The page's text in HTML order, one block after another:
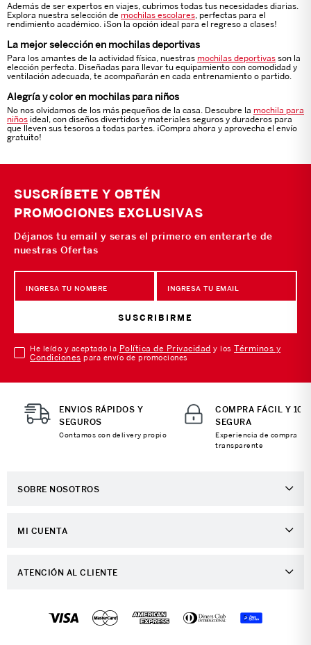
Además de ser expertos en viajes, cubrimos todas tus necesidades diarias.
Explora nuestra selección de mochilas escolares, perfectas para el
rendimiento académico. ¡Son la opción ideal para el regreso a clases!
La mejor selección en mochilas deportivas
Para los amantes de la actividad física, nuestras mochilas deportivas son la
elección perfecta. Diseñadas para llevar tu equipamiento con comodidad y
ventilación adecuada, te acompañarán en cada entrenamiento o partido.
Alegría y color en mochilas para niños
No nos olvidamos de los más pequeños de la casa. Descubre la mochila para
niños ideal, con diseños divertidos y materiales seguros y duraderos para
que lleven sus tesoros a todas partes. ¡Compra ahora y aprovecha el envío
gratuito!
SUSCRÍBETE Y OBTÉN
PROMOCIONES EXCLUSIVAS
Déjanos tu email y seras el primero en enterarte de
nuestras Ofertas
SUSCRIBIRME
He leído y aceptado la Política de Privacidad y losTérminos y
Condiciones para envío de promociones
ENVIOS RÁPIDOS Y
SEGUROS
Contamos con delivery propio
COMPRA FÁCIL Y
SEGURA
Experiencia de compra
transparente
SOBRE NOSOTROS
Distribuidor Porta
Contáctanos
MI CUENTA
Mis Direcciones
ATENCIÓN AL CLIENTE
Preguntas - Retiro en Tienda